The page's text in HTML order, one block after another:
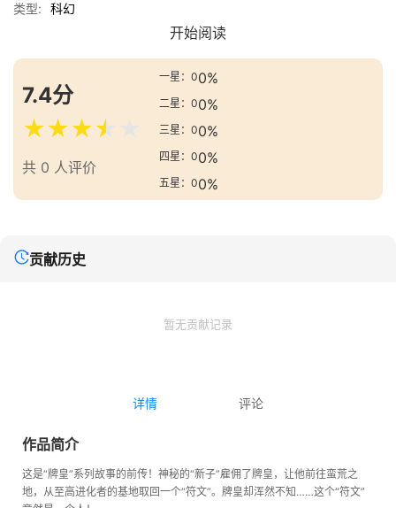
类型:
科幻
开始阅读
7.4分
★★★★
共 0 人评价
一星：00%
二星：00%
三星：00%
四星：00%
五星：00%
贡献历史
暂无贡献记录
详情 评论
作品简介
这是“牌皇”系列故事的前传！神秘的“新子”雇佣了牌皇，让他前往蛮荒之
地，从至高进化者的基地取回一个“符文”。牌皇却浑然不知……这个“符文”